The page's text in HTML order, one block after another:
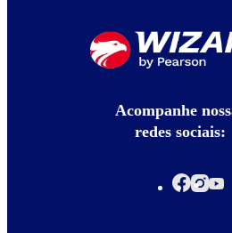
Acompanhe
redes sociais: